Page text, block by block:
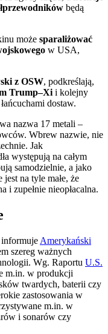
będą
może sparaliżować
w USA,
z OSW, podkreślają,
Trump–Xi i kolejny
dostaw.
nazwa 17 metali –
Wbrew nazwie, nie
Jak
występują na całym
samodzielnie, a jako
jest na tyle małe, że
i zupełnie nieopłacalna.
Amerykański
szereg ważnych
Wg. Raportu U.S.
m.in. w produkcji
twardych, baterii czy
zastosowania w
m.in. w
i sonarów czy